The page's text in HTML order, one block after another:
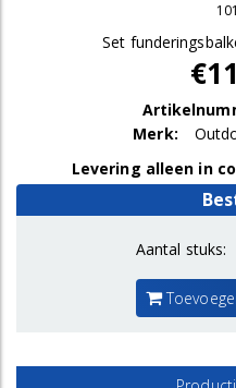
Set
Merk:
Levering alleen in
Aantal stuks: